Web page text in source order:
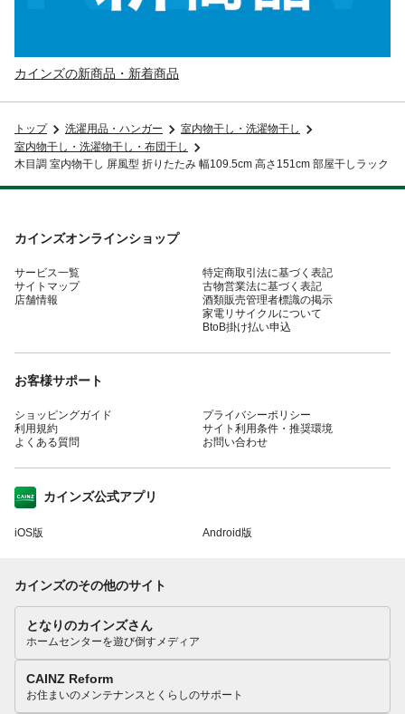
カインズの新商品・新着商品
トップ 洗濯用品・ハンガー
室内物干し・洗濯物干し
室内物干し・洗濯物干し・布団干し
木目調 室内物干し 屏風型 折りたたみ 幅109.5cm 高さ151cm 部屋干しラック
カインズオンラインショップ
サービス一覧
サイトマップ
店舗情報
特定商取引法に基づく表記
古物営業法に基づく表記
酒類販売管理者標識の掲示
家電リサイクルについて
BtoB掛け払い申込
お客様サポート
ショッピングガイド
利用規約
よくある質問
プライバシーポリシー
サイト利用条件・推奨環境
お問い合わせ
カインズ公式アプリ
iOS版 Android版
カインズのその他のサイト
となりのカインズさん
ホームセンターを遊び倒すメディア
CAINZ Reform
お住まいのメンテナンスとくらしのサポート